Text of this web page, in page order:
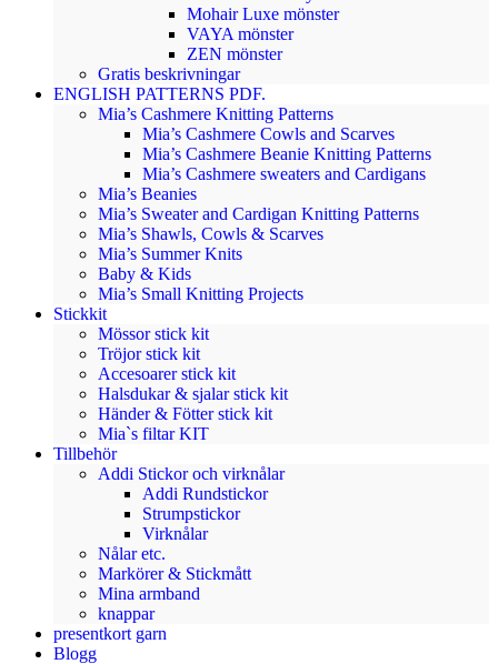
Mohair Luxe mönster
VAYA mönster
ZEN mönster
Gratis beskrivningar
ENGLISH PATTERNS PDF.
Mia’s Cashmere Knitting Patterns
Mia’s Cashmere Cowls and Scarves
Mia’s Cashmere Beanie Knitting Patterns
Mia’s Cashmere sweaters and Cardigans
Mia’s Beanies
Mia’s Sweater and Cardigan Knitting Patterns
Mia’s Shawls, Cowls & Scarves
Mia’s Summer Knits
Baby & Kids
Mia’s Small Knitting Projects
Stickkit
Mössor stick kit
Tröjor stick kit
Accesoarer stick kit
Halsdukar & sjalar stick kit
Händer & Fötter stick kit
Mia`s filtar KIT
Tillbehör
Addi Stickor och virknålar
Addi Rundstickor
Strumpstickor
Virknålar
Nålar etc.
Markörer & Stickmått
Mina armband
knappar
presentkort garn
Blogg